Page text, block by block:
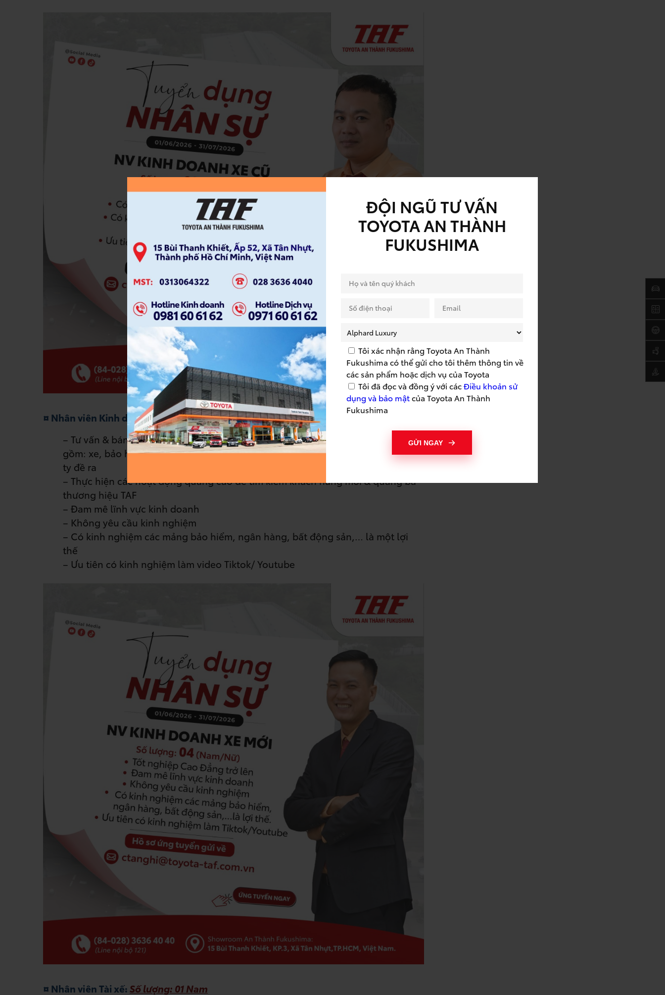
ĐỘI NGŨ TƯ VẤN
TOYOTA AN THÀNH
FUKUSHIMA
Tôi xác nhận rằng Toyota An Thành
Fukushima có thể gửi cho tôi thêm thông tin về
các sản phẩm hoặc dịch vụ của Toyota
Tôi đã đọc và đồng ý với cácĐiều khoản sử
dụng và bảo mậtcủa Toyota An Thành
Fukushima
GỬI NGAY
¤ Nhân viên Kinh doanh Ô tô mới:Số lượng: 04 Nam/Nữ
– Tư vấn & bán hàng cho khách hàng về các sản phẩm, dịch vụ tại Toyota, bao
gồm: xe, bảo hiểm, tài chính và phụ kiện nhằm đạt mục tiêu doanh số do công
ty đề ra
– Thực hiện các hoạt động quảng cáo để tìm kiếm khách hàng mới & quảng bá
thương hiệu TAF
– Đam mê lĩnh vực kinh doanh
– Không yêu cầu kinh nghiệm
– Có kinh nghiệm các mảng bảo hiểm, ngân hàng, bất động sản,… là một lợi
thế
– Ưu tiên có kinh nghiệm làm video Tiktok/ Youtube
¤ Nhân viên Tài xế:Số lượng: 01 Nam